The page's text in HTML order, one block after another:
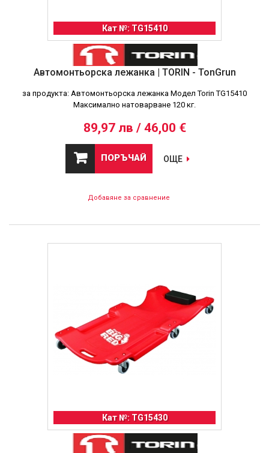
Кат №: TG15410
Автомонтьорска лежанка | TORIN - TonGrun
за продукта: Автомонтьорска лежанка Модел Torin TG15410
Максимално натоварване 120 кг.
89,97 лв / 46,00 €
ПОРЪЧАЙ ОЩЕ
Добавяне за сравнение
Кат №: TG15430